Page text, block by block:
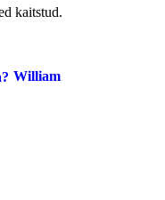
kaitstud.
William